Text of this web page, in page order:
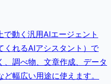
動く汎用AIエージェント
くれるAIアシスタント）で
調べ物、文章作成、データ
幅広い用途に使えます。